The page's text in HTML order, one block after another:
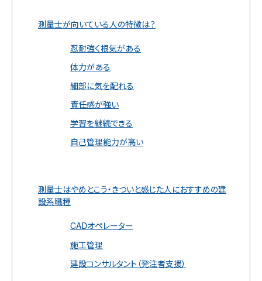
測量士が向いている人の特徴は？
忍耐強く根気がある
体力がある
細部に気を配れる
責任感が強い
学習を継続できる
自己管理能力が高い
測量士はやめとこう・きついと感じた人におすすめの建
設系職種
CADオペレーター
施工管理
建設コンサルタント（発注者支援）